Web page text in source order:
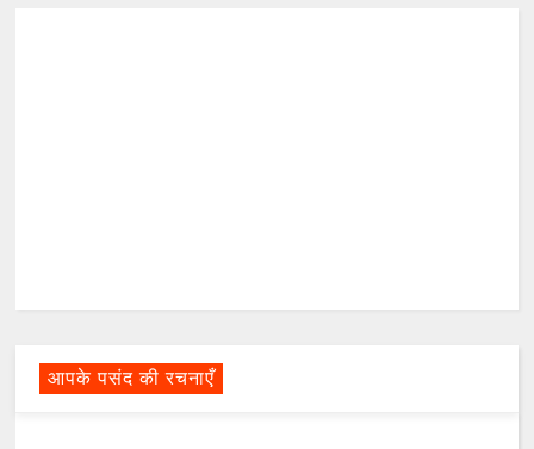
आपके पसंद की रचनाएँ